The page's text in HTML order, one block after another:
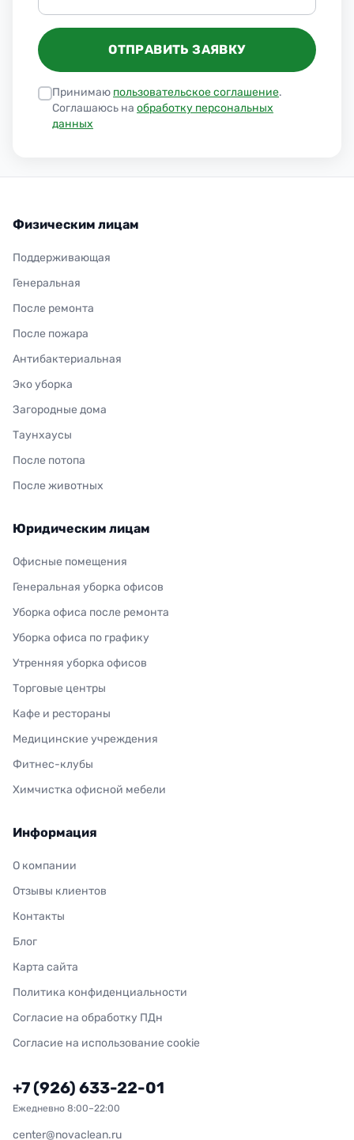
ОТПРАВИТЬ ЗАЯВКУ
Принимаю пользовательское соглашение.
Соглашаюсь на обработку персональных
данных
Физическим лицам
Поддерживающая
Генеральная
После ремонта
После пожара
Антибактериальная
Эко уборка
Загородные дома
Таунхаусы
После потопа
После животных
Юридическим лицам
Офисные помещения
Генеральная уборка офисов
Уборка офиса после ремонта
Уборка офиса по графику
Утренняя уборка офисов
Торговые центры
Кафе и рестораны
Медицинские учреждения
Фитнес-клубы
Химчистка офисной мебели
Информация
О компании
Отзывы клиентов
Контакты
Блог
Карта сайта
Политика конфиденциальности
Согласие на обработку ПДн
Согласие на использование cookie
+7 (926) 633-22-01
Ежедневно 8:00–22:00
center@novaclean.ru